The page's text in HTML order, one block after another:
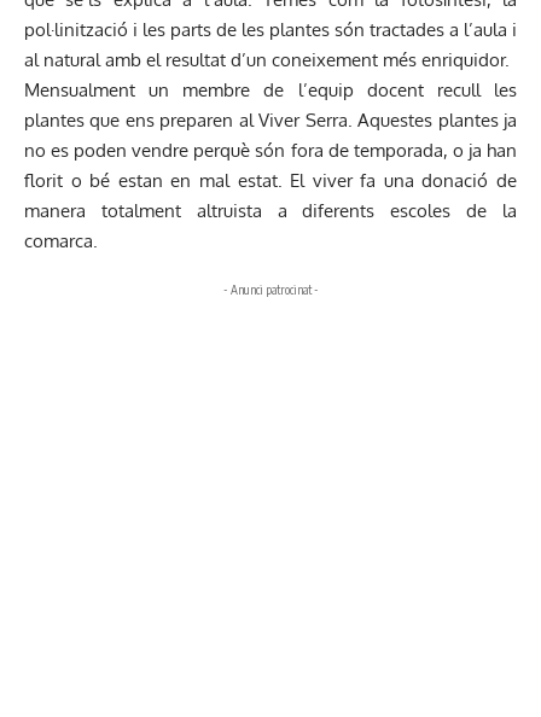
pol·linització i les parts de les plantes són tractades a l’aula i
al natural amb el resultat d’un coneixement més enriquidor.
Mensualment un membre de l’equip docent recull les
plantes que ens preparen al Viver Serra. Aquestes plantes ja
no es poden vendre perquè són fora de temporada, o ja han
florit o bé estan en mal estat. El viver fa una donació de
manera totalment altruista a diferents escoles de la
comarca.
- Anunci patrocinat -